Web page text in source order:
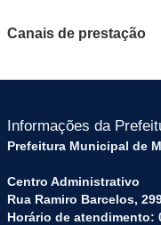
Canais de prestação
Informações da
Prefeitura Municipal de
Centro Administrativo
Rua Ramiro Barcelos,
Horário de atendimento: